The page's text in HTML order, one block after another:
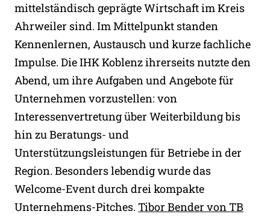
mittelständisch geprägte Wirtschaft im Kreis
Ahrweiler sind. Im Mittelpunkt standen
Kennenlernen, Austausch und kurze fachliche
Impulse. Die IHK Koblenz ihrerseits nutzte den
Abend, um ihre Aufgaben und Angebote für
Unternehmen vorzustellen: von
Interessenvertretung über Weiterbildung bis
hin zu Beratungs- und
Unterstützungsleistungen für Betriebe in der
Region. Besonders lebendig wurde das
Welcome-Event durch drei kompakte
Unternehmens-Pitches. Tibor Bender von TB